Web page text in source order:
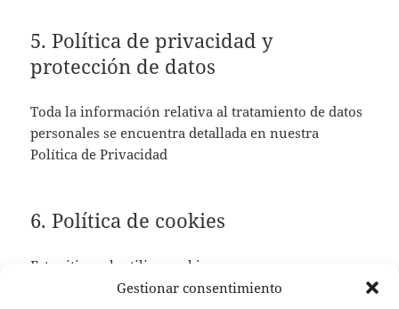
Gestionar consentimiento
5. Política de privacidad y
protección de datos
Toda la información relativa al tratamiento de datos
personales se encuentra detallada en nuestra
Política de Privacidad
6. Política de cookies
Este sitio web utiliza cookies para su
funcionamiento. Toda la información al respecto se